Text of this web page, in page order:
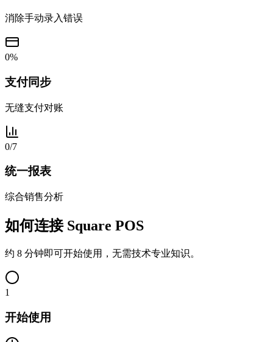
消除手动录入错误
0%
支付同步
无缝支付对账
0/7
统一报表
综合销售分析
如何连接 Square POS
约 8 分钟即可开始使用，无需技术专业知识。
1
开始使用